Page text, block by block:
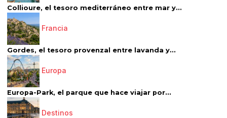
Collioure, el tesoro mediterráneo entre mar y...
Francia
Gordes, el tesoro provenzal entre lavanda y...
Europa
Europa-Park, el parque que hace viajar por...
Destinos